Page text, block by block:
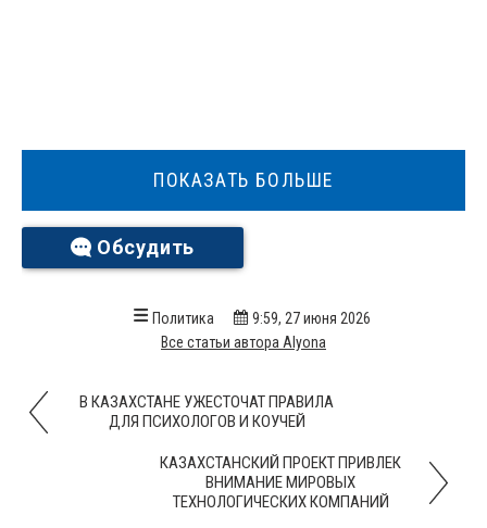
ПОКАЗАТЬ БОЛЬШЕ
Обсудить
Политика
9:59, 27 июня 2026
Все статьи автора Alyona
В КАЗАХСТАНЕ УЖЕСТОЧАТ ПРАВИЛА
ДЛЯ ПСИХОЛОГОВ И КОУЧЕЙ
КАЗАХСТАНСКИЙ ПРОЕКТ ПРИВЛЕК
ВНИМАНИЕ МИРОВЫХ
ТЕХНОЛОГИЧЕСКИХ КОМПАНИЙ